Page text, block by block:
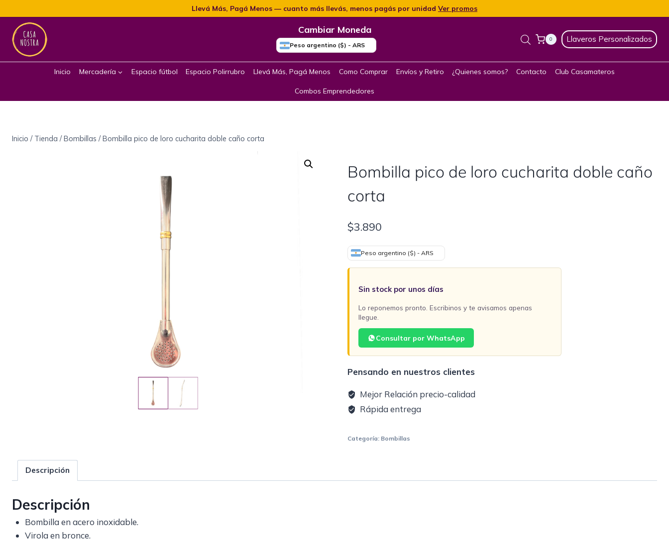
Llevá Más, Pagá Menos — cuanto más llevás, menos pagás por unidad Ver promos
Cambiar Moneda
Peso argentino ($) - ARS
0 Llaveros Personalizados
Inicio Mercadería Espacio fútbol Espacio Polirrubro Llevá Más, Pagá Menos Como Comprar Envíos y Retiro ¿Quienes somos? Contacto Club Casamateros
Combos Emprendedores
Inicio / Tienda / Bombillas / Bombilla pico de loro cucharita doble caño corta
Bombilla pico de loro cucharita doble caño
corta
$3.890
Peso argentino ($) - ARS
Sin stock por unos días
Lo reponemos pronto. Escribinos y te avisamos apenas
llegue.
Consultar por WhatsApp
Pensando en nuestros clientes
Mejor Relación precio-calidad
Rápida entrega
Categoría: Bombillas
Descripción
Descripción
Bombilla en acero inoxidable.
Virola en bronce.